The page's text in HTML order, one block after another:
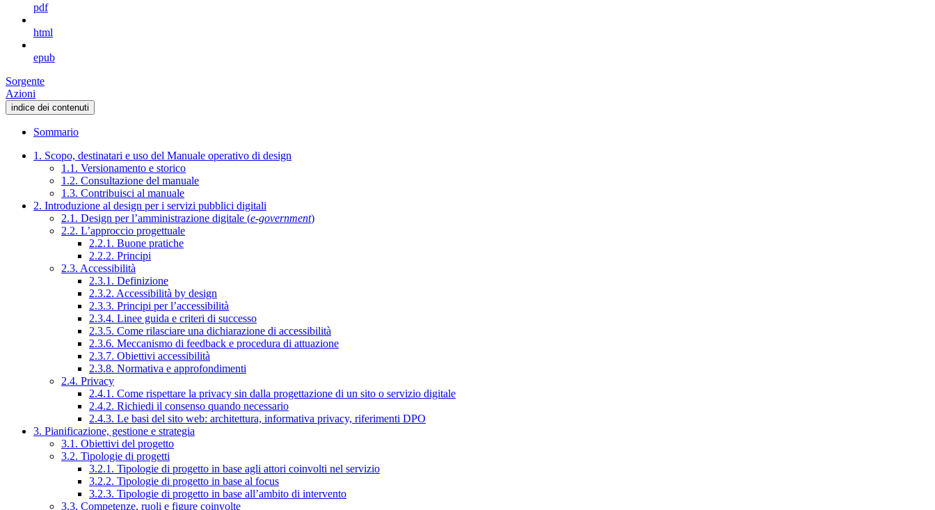
pdf
html
epub
Sorgente
Azioni
indice dei contenuti
Sommario
1. Scopo, destinatari e uso del Manuale operativo di design
1.1. Versionamento e storico
1.2. Consultazione del manuale
1.3. Contribuisci al manuale
2. Introduzione al design per i servizi pubblici digitali
2.1. Design per l’amministrazione digitale (e-government)
2.2. L’approccio progettuale
2.2.1. Buone pratiche
2.2.2. Principi
2.3. Accessibilità
2.3.1. Definizione
2.3.2. Accessibilità by design
2.3.3. Principi per l’accessibilità
2.3.4. Linee guida e criteri di successo
2.3.5. Come rilasciare una dichiarazione di accessibilità
2.3.6. Meccanismo di feedback e procedura di attuazione
2.3.7. Obiettivi accessibilità
2.3.8. Normativa e approfondimenti
2.4. Privacy
2.4.1. Come rispettare la privacy sin dalla progettazione di un sito o servizio digitale
2.4.2. Richiedi il consenso quando necessario
2.4.3. Le basi del sito web: architettura, informativa privacy, riferimenti DPO
3. Pianificazione, gestione e strategia
3.1. Obiettivi del progetto
3.2. Tipologie di progetti
3.2.1. Tipologie di progetto in base agli attori coinvolti nel servizio
3.2.2. Tipologie di progetto in base al focus
3.2.3. Tipologie di progetto in base all’ambito di intervento
3.3. Competenze, ruoli e figure coinvolte